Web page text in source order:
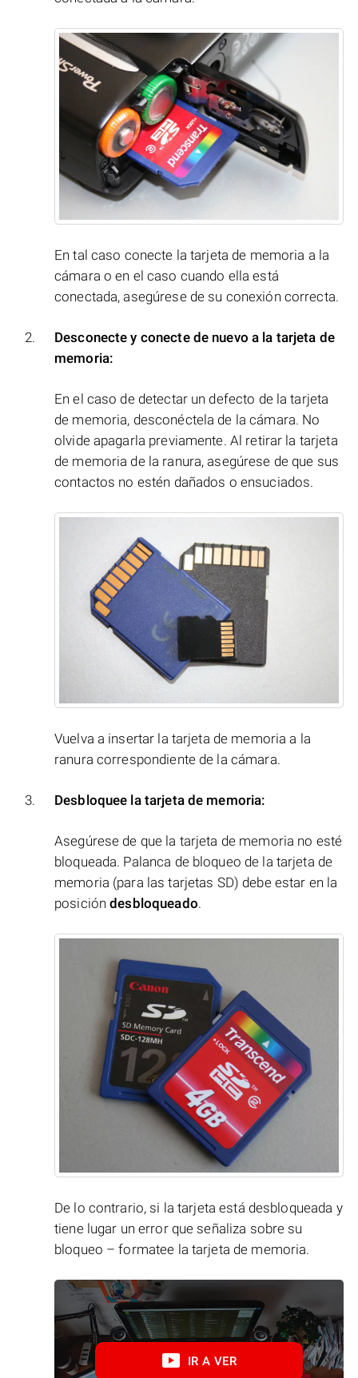
En tal caso conecte la tarjeta de memoria a la
cámara o en el caso cuando ella está
conectada, asegúrese de su conexión correcta.
Desconecte y conecte de nuevo a la tarjeta de
memoria:
En el caso de detectar un defecto de la tarjeta
de memoria, desconéctela de la cámara. No
olvide apagarla previamente. Al retirar la tarjeta
de memoria de la ranura, asegúrese de que sus
contactos no estén dañados o ensuciados.
Vuelva a insertar la tarjeta de memoria a la
ranura correspondiente de la cámara.
Desbloquee la tarjeta de memoria:
Asegúrese de que la tarjeta de memoria no esté
bloqueada. Palanca de bloqueo de la tarjeta de
memoria (para las tarjetas SD) debe estar en la
posicióndesbloqueado.
De lo contrario, si la tarjeta está desbloqueada y
tiene lugar un error que señaliza sobre su
bloqueo – formatee la tarjeta de memoria.
IR A VER